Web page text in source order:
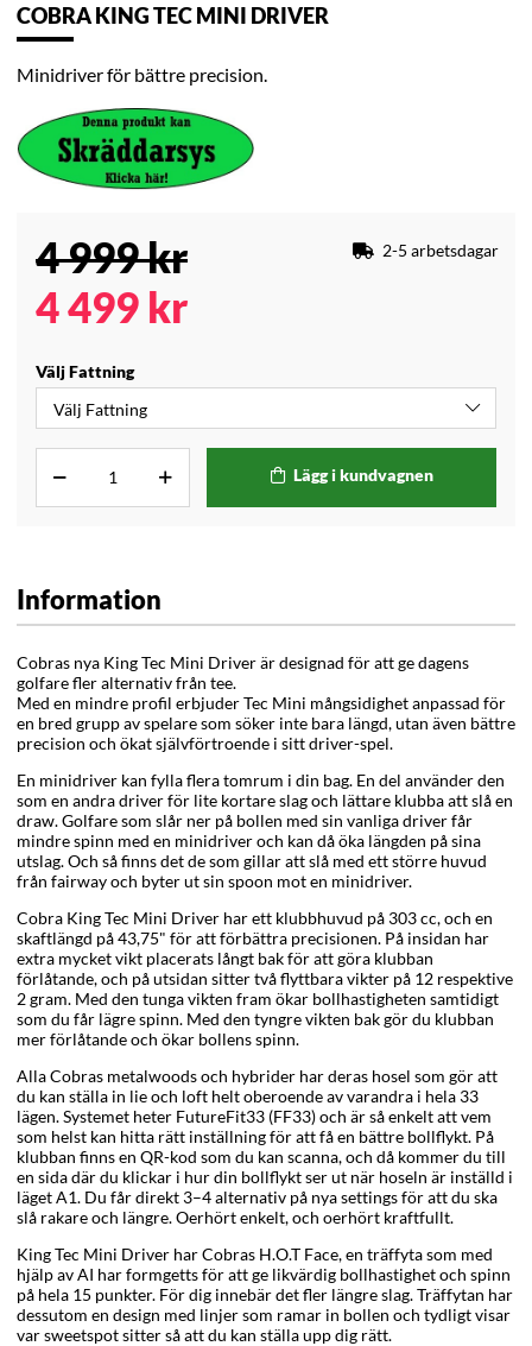
COBRA KING TEC MINI DRIVER
Minidriver för bättre precision.
4 999kr
4 499 kr
2-5 arbetsdagar
Välj Fattning
Lägg i kundvagnen
Information
Cobras nya King Tec Mini Driver är designad för att ge dagens
golfare fler alternativ från tee.
Med en mindre profil erbjuder Tec Mini mångsidighet anpassad för
en bred grupp av spelare som söker inte bara längd, utan även bättre
precision och ökat självförtroende i sitt driver-spel.
En minidriver kan fylla flera tomrum i din bag. En del använder den
som en andra driver för lite kortare slag och lättare klubba att slå en
draw. Golfare som slår ner på bollen med sin vanliga driver får
mindre spinn med en minidriver och kan då öka längden på sina
utslag. Och så finns det de som gillar att slå med ett större huvud
från fairway och byter ut sin spoon mot en minidriver.
Cobra King Tec Mini Driver har ett klubbhuvud på 303 cc, och en
skaftlängd på 43,75" för att förbättra precisionen. På insidan har
extra mycket vikt placerats långt bak för att göra klubban
förlåtande, och på utsidan sitter två flyttbara vikter på 12 respektive
2 gram. Med den tunga vikten fram ökar bollhastigheten samtidigt
som du får lägre spinn. Med den tyngre vikten bak gör du klubban
mer förlåtande och ökar bollens spinn.
Alla Cobras metalwoods och hybrider har deras hosel som gör att
du kan ställa in lie och loft helt oberoende av varandra i hela 33
lägen. Systemet heter FutureFit33 (FF33) och är så enkelt att vem
som helst kan hitta rätt inställning för att få en bättre bollflykt. På
klubban finns en QR-kod som du kan scanna, och då kommer du till
en sida där du klickar i hur din bollflykt ser ut när hoseln är inställd i
läget A1. Du får direkt 3–4 alternativ på nya settings för att du ska
slå rakare och längre. Oerhört enkelt, och oerhört kraftfullt.
King Tec Mini Driver har Cobras H.O.T Face, en träffyta som med
hjälp av AI har formgetts för att ge likvärdig bollhastighet och spinn
på hela 15 punkter. För dig innebär det fler längre slag. Träffytan har
dessutom en design med linjer som ramar in bollen och tydligt visar
var sweetspot sitter så att du kan ställa upp dig rätt.